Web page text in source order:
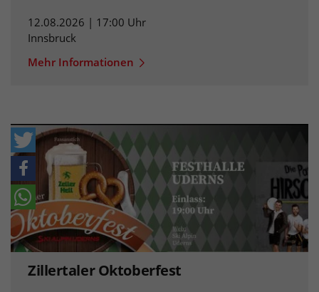
12.08.2026 | 17:00 Uhr
Innsbruck
Mehr Informationen
Zillertaler Oktoberfest